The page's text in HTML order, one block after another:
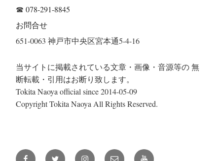
☎ 078-291-8845
お問合せ
651-0063 神戸市中央区宮本通5-4-16
当サイトに掲載されている文章・画像・音源等の 無
断転載・引用はお断り致します。
Tokita Naoya official since 2014-05-09
Copyright Tokita Naoya All Rights Reserved.
Facebook Twitter Instagramメ YouTube